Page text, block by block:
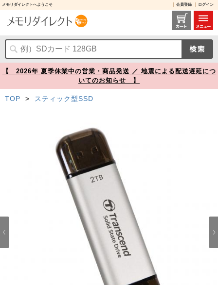
メモリダイレクトへようこそ 会員登録 ログイン
Transcend ポータブルSSD 2TB USB A USB Type-C デュアルコネクタ シルバー ESD310 【メモリダイレクト】
【 2026年 夏季休業中の営業・商品発送 ／ 地震による配送遅延につ
いてのお知らせ 】
TOP > スティック型SSD